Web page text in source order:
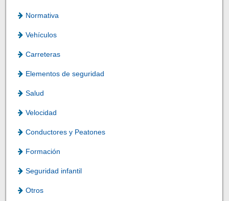
Normativa
Vehículos
Carreteras
Elementos de seguridad
Salud
Velocidad
Conductores y Peatones
Formación
Seguridad infantil
Otros